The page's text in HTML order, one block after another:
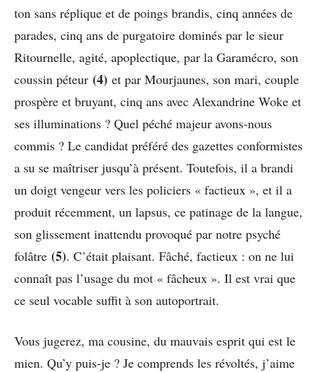
ton sans réplique et de poings brandis, cinq années de
parades, cinq ans de purgatoire dominés par le sieur
Ritournelle, agité, apoplectique, par la Garamécro, son
coussin péteur (4) et par Mourjaunes, son mari, couple
prospère et bruyant, cinq ans avec Alexandrine Woke et
ses illuminations ? Quel péché majeur avons-nous
commis ? Le candidat préféré des gazettes conformistes
a su se maîtriser jusqu’à présent. Toutefois, il a brandi
un doigt vengeur vers les policiers « factieux », et il a
produit récemment, un lapsus, ce patinage de la langue,
son glissement inattendu provoqué par notre psyché
folâtre (5). C’était plaisant. Fâché, factieux : on ne lui
connaît pas l’usage du mot « fâcheux ». Il est vrai que
ce seul vocable suffit à son autoportrait.
Vous jugerez, ma cousine, du mauvais esprit qui est le
mien. Qu’y puis-je ? Je comprends les révoltés, j’aime